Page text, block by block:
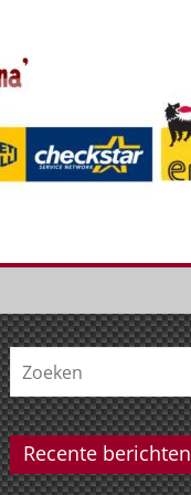
Recente berichten